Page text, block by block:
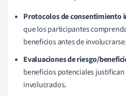
Protocolos de consentimiento
que los participantes
beneficios antes de involucrarse.
Evaluaciones de riesgo/
beneficios potenciales justifican
involucrados.